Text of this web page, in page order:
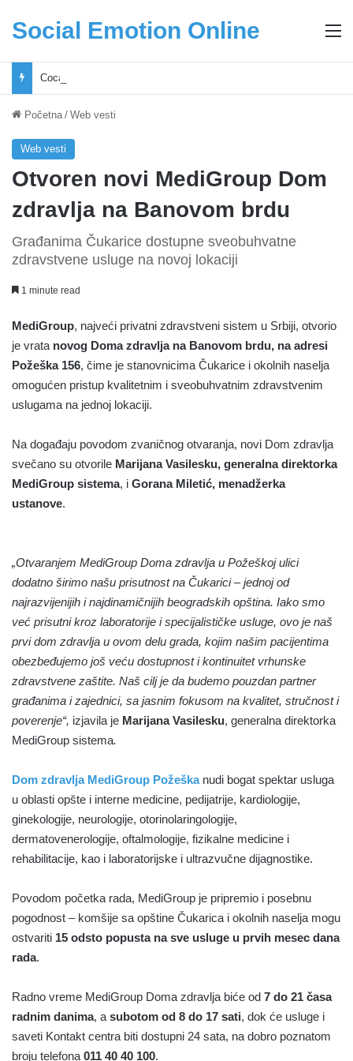
Social Emotion Online
Početna / Web vesti
Web vesti
Otvoren novi MediGroup Dom
zdravlja na Banovom brdu
Građanima Čukarice dostupne sveobuhvatne
zdravstvene usluge na novoj lokaciji
1 minute read
MediGroup, najveći privatni zdravstveni sistem u Srbiji, otvorio
je vrata novog Doma zdravlja na Banovom brdu, na adresi
Požeška 156, čime je stanovnicima Čukarice i okolnih naselja
omogućen pristup kvalitetnim i sveobuhvatnim zdravstvenim
uslugama na jednoj lokaciji.
Na događaju povodom zvaničnog otvaranja, novi Dom zdravlja
svečano su otvorile Marijana Vasilesku, generalna direktorka
MediGroup sistema, i Gorana Miletić, menadžerka
ustanove.
„Otvaranjem MediGroup Doma zdravlja u Požeškoj ulici
dodatno širimo našu prisutnost na Čukarici – jednoj od
najrazvijenijih i najdinamičnijih beogradskih opština. Iako smo
već prisutni kroz laboratorije i specijalističke usluge, ovo je naš
prvi dom zdravlja u ovom delu grada, kojim našim pacijentima
obezbeđujemo još veću dostupnost i kontinuitet vrhunske
zdravstvene zaštite. Naš cilj je da budemo pouzdan partner
građanima i zajednici, sa jasnim fokusom na kvalitet, stručnost i
poverenje“, izjavila je Marijana Vasilesku, generalna direktorka
MediGroup sistema.
Dom zdravlja MediGroup Požeškanudi bogat spektar usluga
u oblasti opšte i interne medicine, pedijatrije, kardiologije,
ginekologije, neurologije, otorinolaringologije,
dermatovenerologije, oftalmologije, fizikalne medicine i
rehabilitacije, kao i laboratorijske i ultrazvučne dijagnostike.
Povodom početka rada, MediGroup je pripremio i posebnu
pogodnost – komšije sa opštine Čukarica i okolnih naselja mogu
ostvariti 15 odsto popusta na sve usluge u prvih mesec dana
rada.
Radno vreme MediGroup Doma zdravlja biće od 7 do 21 časa
radnim danima, a subotom od 8 do 17 sati, dok će usluge i
saveti Kontakt centra biti dostupni 24 sata, na dobro poznatom
broju telefona 011 40 40 100.